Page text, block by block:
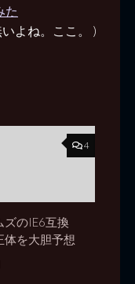
た
よね。ここ。 )
4
ズのIE6互換
体を大胆予想